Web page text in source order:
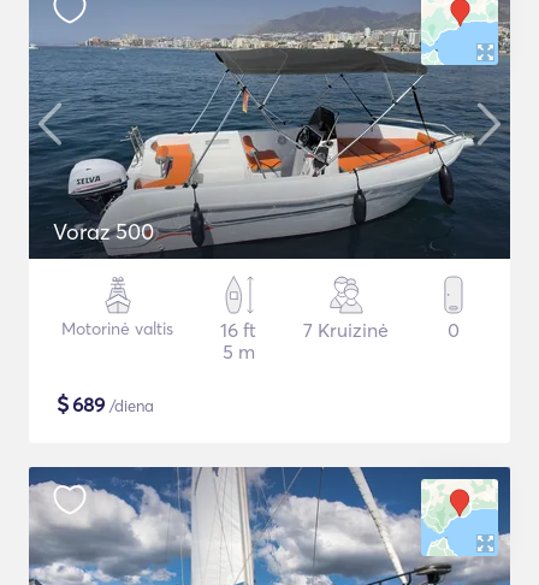
Voraz 500
Motorinė valtis
16 ft
5 m
7 Kruizinė 0
$689 /diena